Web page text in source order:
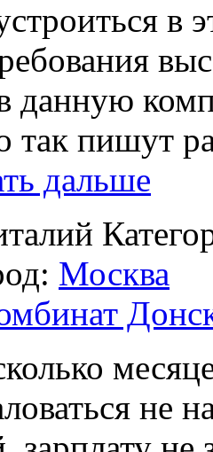
в
данную
так пишут
дальше
Москва
не